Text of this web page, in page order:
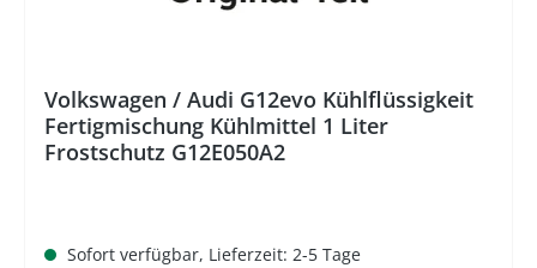
Volkswagen / Audi G12evo Kühlflüssigkeit
Fertigmischung Kühlmittel 1 Liter
Frostschutz G12E050A2
Sofort verfügbar, Lieferzeit: 2-5 Tage